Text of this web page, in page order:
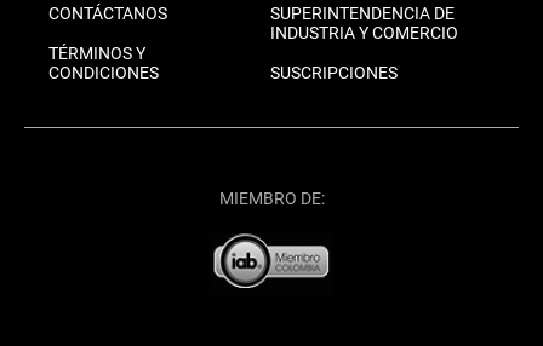
CONTÁCTANOS
TÉRMINOS Y
CONDICIONES
SUPERINTENDENCIA DE
INDUSTRIA Y COMERCIO
SUSCRIPCIONES
MIEMBRO DE: